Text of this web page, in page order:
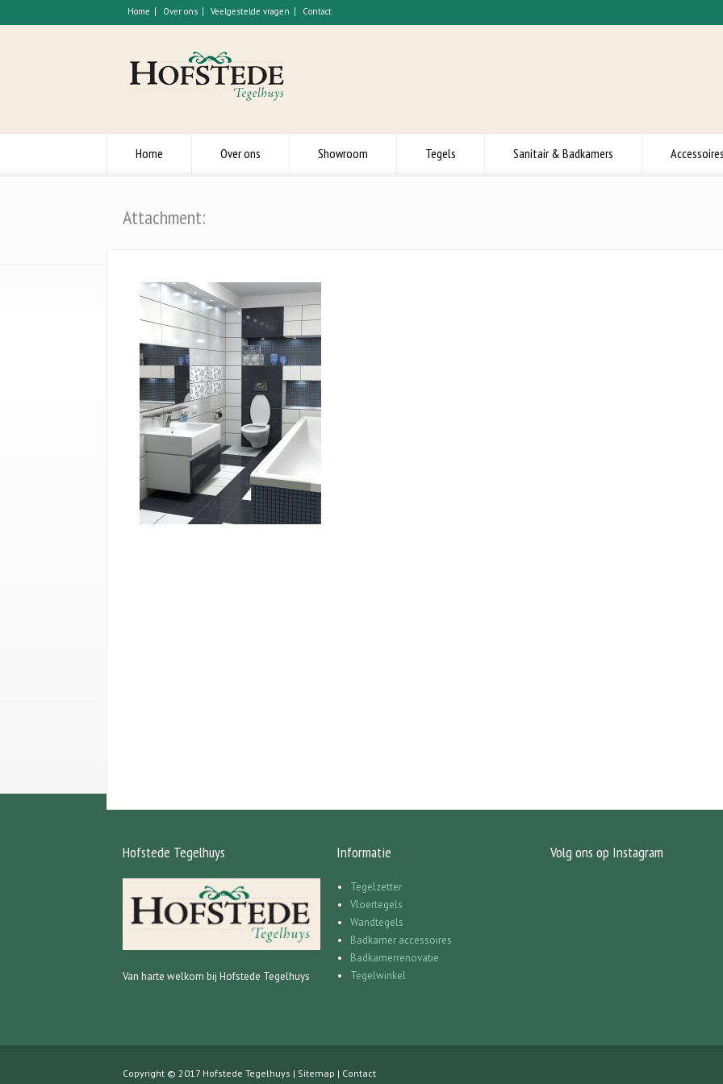
Home Over ons Veelgestelde vragen Contact
Home Over ons Showroom Tegels Sanitair & Badkamers Accessoires
Attachment:
Hofstede Tegelhuys
Van harte welkom bij Hofstede Tegelhuys
Informatie
Tegelzetter
Vloertegels
Wandtegels
Badkamer accessoires
Badkamerrenovatie
Tegelwinkel
Volg ons op Instagram
Copyright © 2017 Hofstede Tegelhuys | Sitemap | Contact